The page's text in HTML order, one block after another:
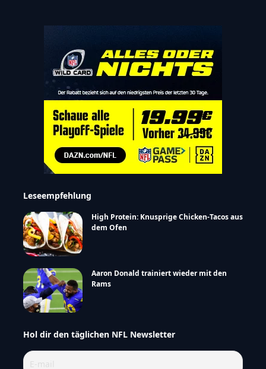
Leseempfehlung
High Protein: Knusprige Chicken-Tacos aus
dem Ofen
Aaron Donald trainiert wieder mit den
Rams
Hol dir den täglichen NFL Newsletter